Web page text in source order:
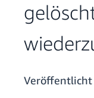
Veröffentlicht